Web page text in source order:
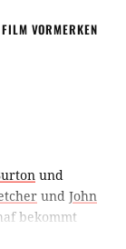
FILM VORMERKEN
und
und John
bekommt